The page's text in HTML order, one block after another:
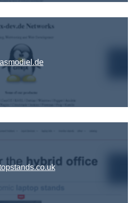
asmodiel.de